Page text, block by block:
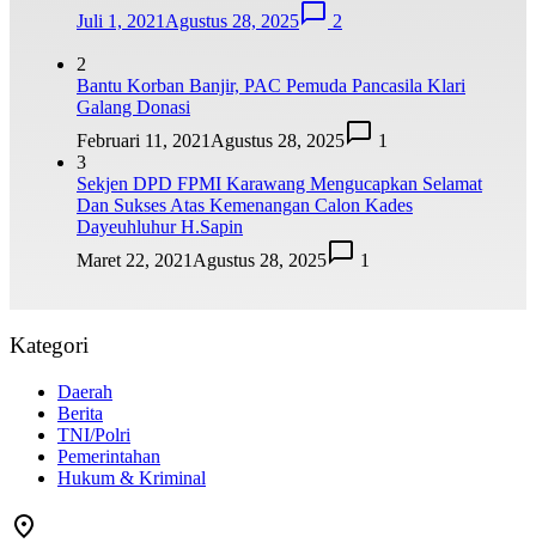
Juli 1, 2021Agustus 28, 2025 2
2
Bantu Korban Banjir, PAC Pemuda Pancasila Klari
Galang Donasi
Februari 11, 2021Agustus 28, 2025
1
3
Sekjen DPD FPMI Karawang Mengucapkan Selamat
Dan Sukses Atas Kemenangan Calon Kades
Dayeuhluhur H.Sapin
Maret 22, 2021Agustus 28, 2025 1
Kategori
Daerah
Berita
TNI/Polri
Pemerintahan
Hukum & Kriminal